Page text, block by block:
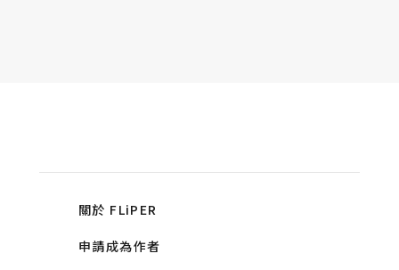
關於 FLiPER
申請成為作者